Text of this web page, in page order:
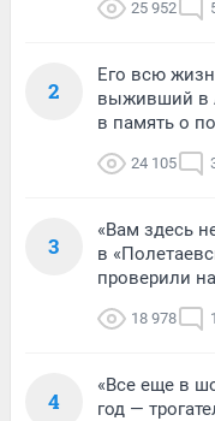
25 952
2
Его всю
выживший в
в память о
24 105
3
«Вам здесь
в
проверили
18 978 1
4
«Все еще в
год —